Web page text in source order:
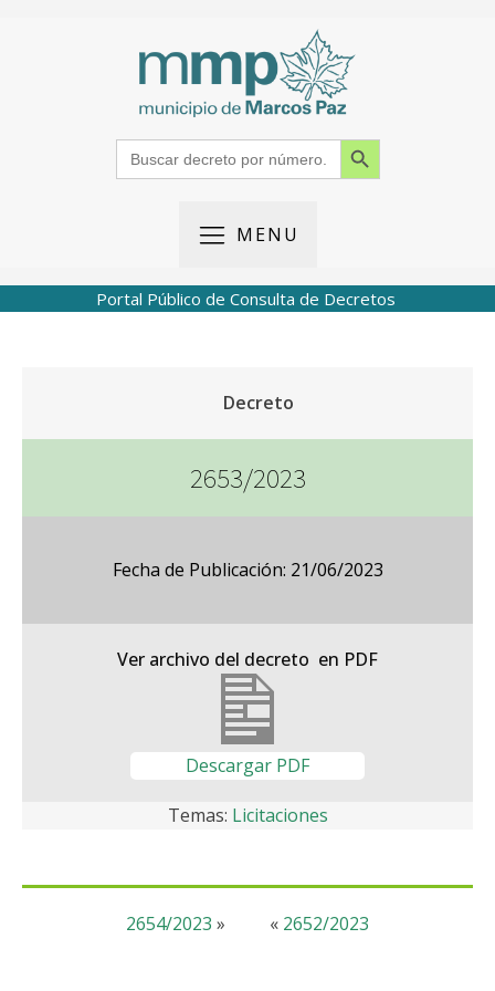
Search
for:
Search Button
MENU
Portal Público de Consulta de Decretos
Decreto
2653/2023
Fecha de Publicación: 21/06/2023
Ver archivo del decreto en PDF
Descargar PDF
Temas: Licitaciones
« 2652/2023
2654/2023 »